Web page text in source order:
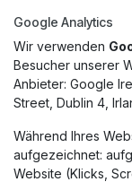
Google Analytics
Wir verwenden
Besucher unserer
Anbieter: Google
Street, Dublin 4,
Während Ihres
aufgezeichnet:
Website (Klicks,